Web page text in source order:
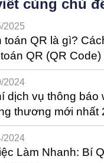
cùng chủ
2025
toán QR là gì?
QR (QR
2024
dịch vụ thông báo
thương mới nhất
2024
Làm Nhanh: Bí